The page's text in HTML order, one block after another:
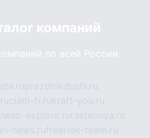
компаний
по всей России
prazdnikdushi.ru
ciam-fr.rukraft-you.ru
web-explore.ru rastenuya.ru
news.rufreeride-team.ru